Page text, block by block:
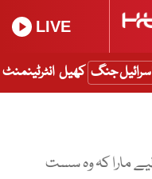
LIVE
اسرائیل جنگ کھیل انٹرٹینمنٹ
مارا کہ وہ سست